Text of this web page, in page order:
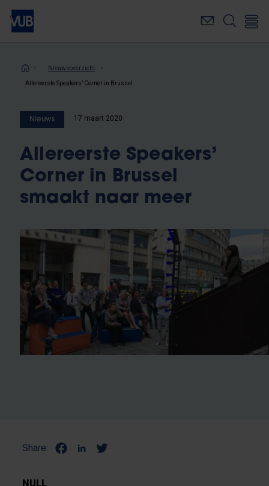
Overslaan
naar
inhoudKruimelpad
Nieuwsoverzicht
Nieuws 17 maart 2020
Allereerste Speakers’
Corner in Brussel
smaakt naar meer
Share:
NULL